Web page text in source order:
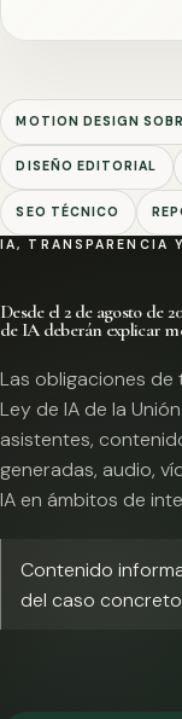
MOTION DESIGN
DISEÑO EDITORIAL
SEO TÉCNICO
IA, TRANSPARENCIA
Desde el 2 de agosto de
de IA deberán explicar
Las obligaciones
Ley de IA de la
asistentes,
generadas, audio,
IA en ámbitos de
Contenido
del caso